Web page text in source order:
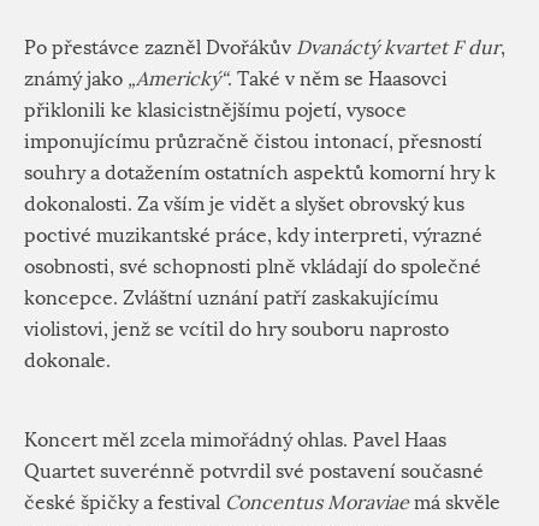
Po přestávce zazněl Dvořákův Dvanáctý kvartet F dur,
známý jako „Americký“. Také v něm se Haasovci
přiklonili ke klasicistnějšímu pojetí, vysoce
imponujícímu průzračně čistou intonací, přesností
souhry a dotažením ostatních aspektů komorní hry k
dokonalosti. Za vším je vidět a slyšet obrovský kus
poctivé muzikantské práce, kdy interpreti, výrazné
osobnosti, své schopnosti plně vkládají do společné
koncepce. Zvláštní uznání patří zaskakujícímu
violistovi, jenž se vcítil do hry souboru naprosto
dokonale.
Koncert měl zcela mimořádný ohlas. Pavel Haas
Quartet suverénně potvrdil své postavení současné
české špičky a festival Concentus Moraviaemá skvěle